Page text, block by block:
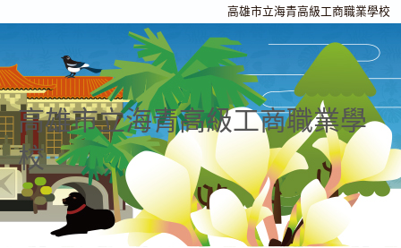
高雄市立海青高級工商職業學校
高雄市立海青高級工商職業學
校